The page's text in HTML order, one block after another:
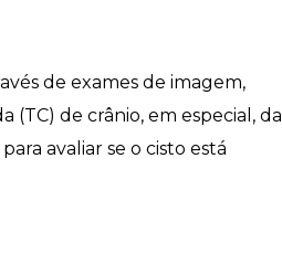
de exames de imagem,
de crânio, em especial, da
avaliar se o cisto está